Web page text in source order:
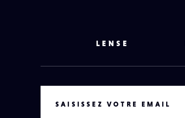
LENSE
SAISISSEZ VOTRE EMAIL